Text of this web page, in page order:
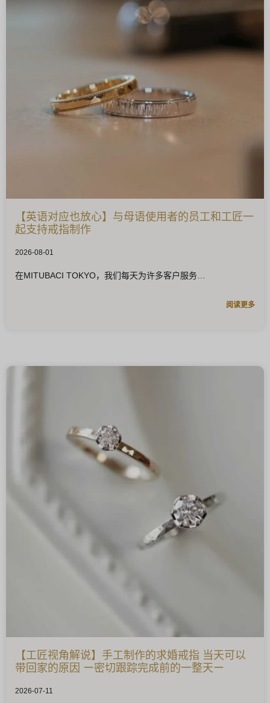
【英语对应也放心】与母语使用者的员工和工匠一
起支持戒指制作
2026-08-01
在MITUBACI TOKYO，我们每天为许多客户服务
阅读更多
【工匠视角解说】手工制作的求婚戒指 当天可以
带回家的原因 ー密切跟踪完成前的一整天ー
2026-07-11